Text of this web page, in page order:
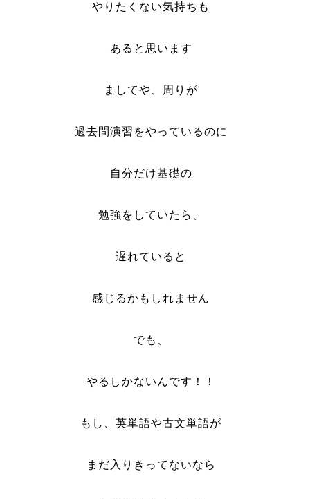
やりたくない気持ちも
あると思います
ましてや、周りが
過去問演習をやっているのに
自分だけ基礎の
勉強をしていたら、
遅れていると
感じるかもしれません
でも、
やるしかないんです！！
もし、英単語や古文単語が
まだ入りきってないなら